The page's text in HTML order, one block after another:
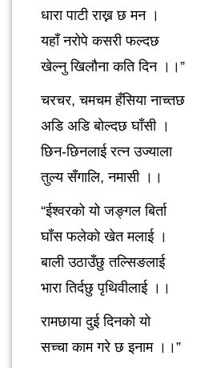
धारा पाटी राख्न छ मन ।
यहाँ नरोपे कसरी फल्दछ
खेल्नु खिलौना कति दिन ।।”
चरचर, चमचम हँसिया नाच्तछ
अडि अडि बोल्दछ घाँसी ।
छिन-छिनलाई रत्न उज्याला
तुल्य सँगालि, नमासी ।।
“ईश्वरको यो जङ्गल बिर्ता
घाँस फलेको खेत मलाई ।
बाली उठाउँछु तल्सिङलाई
भारा तिर्दछु पृथिवीलाई ।।
रामछाया दुई दिनको यो
सच्चा काम गरे छ इनाम ।।”